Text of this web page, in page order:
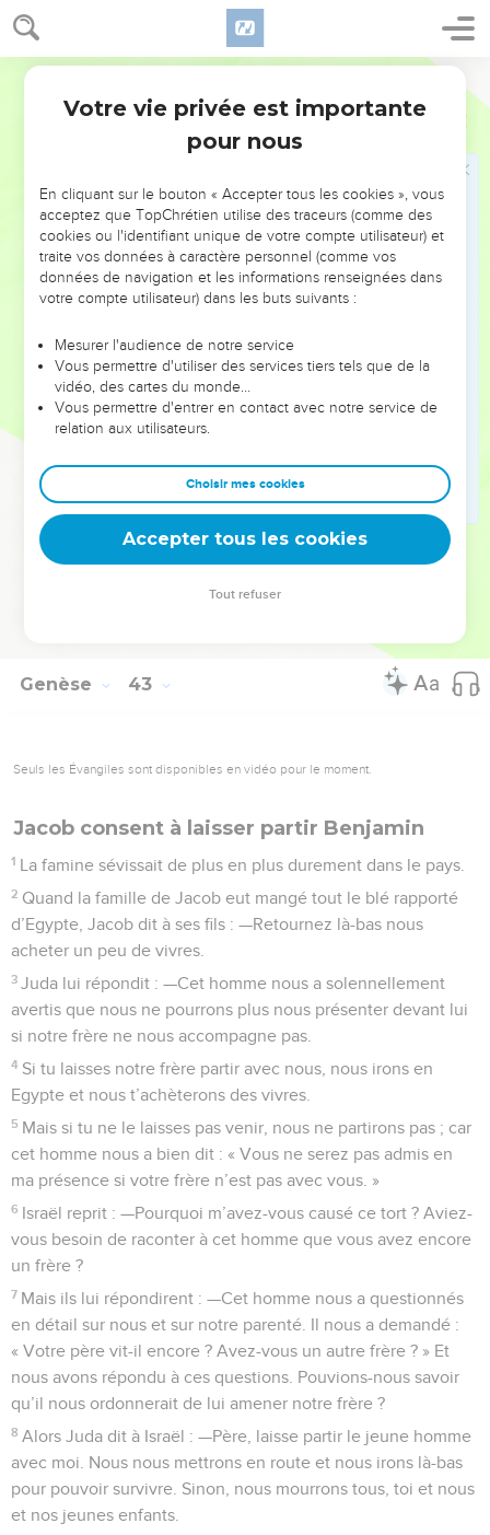
Genèse 42
« Voici comment je saurai que vous êtes d’honnêtes gens :
Laissez-moi l’un de vos frères, prenez ce qu’il vous faut pour
les besoins de vos familles et partez !
Ramenez-moi votre jeune frère pour que je sache que
vous n’êtes pas des espions mais des gens honnêtes. Alors
je vous rendrai votre frère et vous pourrez circuler librement
Lorsqu’ils vidèrent leurs sacs, chacun d’eux trouva une
bourse avec son argent dans son sac. Eux et leur père virent
les bourses avec leur argent et tous furent saisis de crainte.
Jacob leur dit : —Vous voulez me priver de mes enfants :
me prendre Benjamin ! C’est sur moi que tout cela retombe !
Ruben dit à son père : —Confie-le moi et je te le
ramènerai. Si je ne te le ramène pas, tu feras mourir mes
deux fils !
Mais Jacob répliqua : —Non, mon fils ne partira pas avec
vous, car son frère est mort et c’est le seul qui me reste. S’il
lui arrivait malheur au cours de votre voyage, vous me feriez
mourir de douleur à mon grand âge.
La Bible Du Semeur Copyright © 1992, 1999 by Biblica, Inc.® Used by permission.
Genèse 43
Seuls les Évangiles sont disponibles en vidéo pour le moment.
Jacob consent à laisser partir Benjamin
1 La famine sévissait de plus en plus durement dans le pays.
2 Quand la famille de Jacob eut mangé tout le blé rapporté
d’Egypte, Jacob dit à ses fils : —Retournez là-bas nous
acheter un peu de vivres.
3 Juda lui répondit : —Cet homme nous a solennellement
avertis que nous ne pourrons plus nous présenter devant lui
si notre frère ne nous accompagne pas.
4 Si tu laisses notre frère partir avec nous, nous irons en
Egypte et nous t’achèterons des vivres.
5 Mais si tu ne le laisses pas venir, nous ne partirons pas ; car
cet homme nous a bien dit : « Vous ne serez pas admis en
ma présence si votre frère n’est pas avec vous. »
6 Israël reprit : —Pourquoi m’avez-vous causé ce tort ? Aviez-
vous besoin de raconter à cet homme que vous avez encore
un frère ?
7 Mais ils lui répondirent : —Cet homme nous a questionnés
en détail sur nous et sur notre parenté. Il nous a demandé :
« Votre père vit-il encore ? Avez-vous un autre frère ? » Et
nous avons répondu à ces questions. Pouvions-nous savoir
qu’il nous ordonnerait de lui amener notre frère ?
8 Alors Juda dit à Israël : —Père, laisse partir le jeune homme
avec moi. Nous nous mettrons en route et nous irons là-bas
pour pouvoir survivre. Sinon, nous mourrons tous, toi et nous
et nos jeunes enfants.
Votre vie privée est importante
pour nous
En cliquant sur le bouton « Accepter tous les cookies », vous
acceptez que TopChrétien utilise des traceurs (comme des
cookies ou l'identifiant unique de votre compte utilisateur) et
traite vos données à caractère personnel (comme vos
données de navigation et les informations renseignées dans
votre compte utilisateur) dans les buts suivants :
Mesurer l'audience de notre service
Vous permettre d'utiliser des services tiers tels que de la
vidéo, des cartes du monde…
Vous permettre d'entrer en contact avec notre service de
relation aux utilisateurs.
Choisir mes cookies
Accepter tous les cookies
Tout refuser